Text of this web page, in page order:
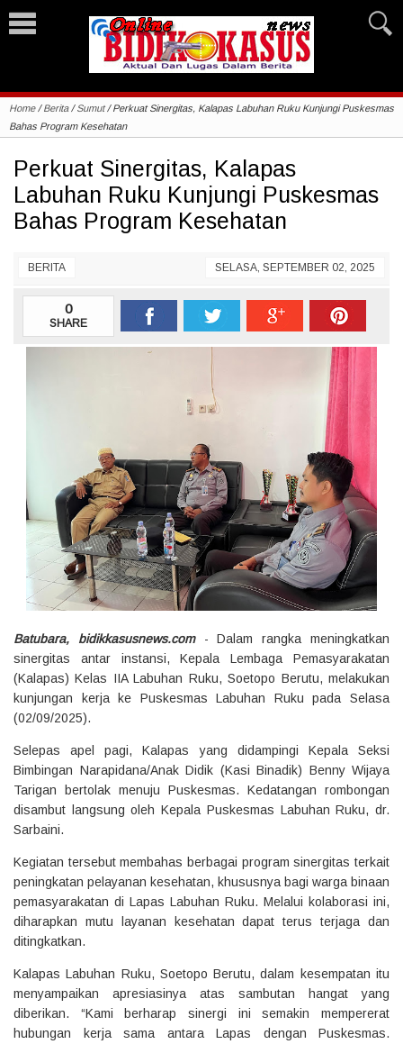
Home/Berita/Sumut/Perkuat Sinergitas, Kalapas Labuhan Ruku Kunjungi Puskesmas
Bahas Program Kesehatan
Perkuat Sinergitas, Kalapas
Labuhan Ruku Kunjungi Puskesmas
Bahas Program Kesehatan
BERITA SELASA, SEPTEMBER 02, 2025
0
SHARE
Batubara, bidikkasusnews.com- Dalam rangka meningkatkan
sinergitas antar instansi, Kepala Lembaga Pemasyarakatan
(Kalapas) Kelas IIA Labuhan Ruku, Soetopo Berutu, melakukan
kunjungan kerja ke Puskesmas Labuhan Ruku pada Selasa
(02/09/2025).
Selepas apel pagi, Kalapas yang didampingi Kepala Seksi
Bimbingan Narapidana/Anak Didik (Kasi Binadik) Benny Wijaya
Tarigan bertolak menuju Puskesmas. Kedatangan rombongan
disambut langsung oleh Kepala Puskesmas Labuhan Ruku, dr.
Sarbaini.
Kegiatan tersebut membahas berbagai program sinergitas terkait
peningkatan pelayanan kesehatan, khususnya bagi warga binaan
pemasyarakatan di Lapas Labuhan Ruku. Melalui kolaborasi ini,
diharapkan mutu layanan kesehatan dapat terus terjaga dan
ditingkatkan.
Kalapas Labuhan Ruku, Soetopo Berutu, dalam kesempatan itu
menyampaikan apresiasinya atas sambutan hangat yang
diberikan. “Kami berharap sinergi ini semakin mempererat
hubungan kerja sama antara Lapas dengan Puskesmas.